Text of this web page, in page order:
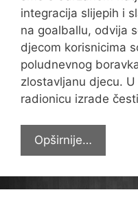
integracija slijepih i
na goalballu, odvija
djecom korisnicima
poludnevnog
zlostavljanu djecu.
radionicu izrade
Opširnije…
sklopu